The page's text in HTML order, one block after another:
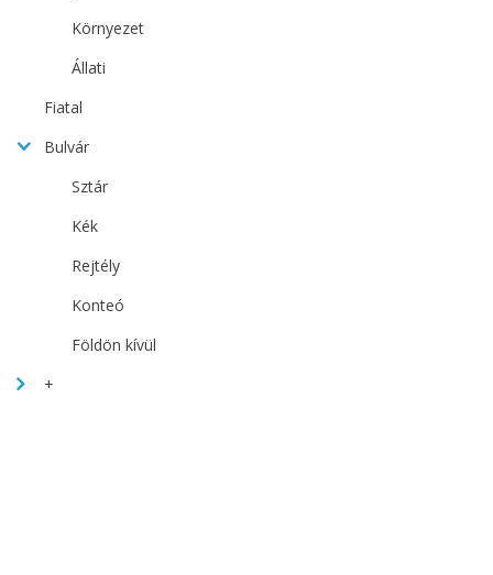
Környezet
Állati
Fiatal
Bulvár
Sztár
Kék
Rejtély
Konteó
Földön kívül
+